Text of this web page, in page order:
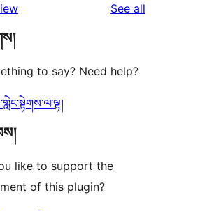
See all
to say? Need help?
like to support the
of this plugin?